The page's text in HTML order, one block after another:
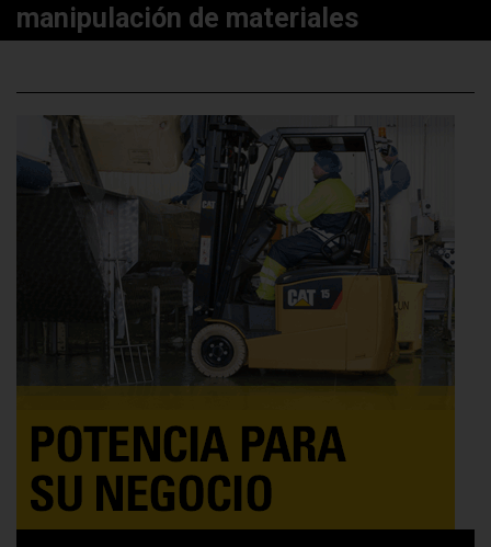
manipulación de materiales